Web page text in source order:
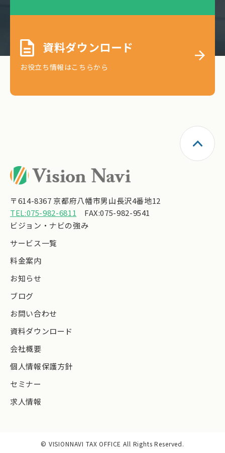
資料ダウンロード
お役立ち情報はこちらから
〒614-8367 京都府八幡市男山長沢4番地12
TEL:075-982-6811 FAX:075-982-9541
ビジョン・ナビの強み
サービス一覧
料金案内
お知らせ
ブログ
お問い合わせ
資料ダウンロード
会社概要
個人情報保護方針
セミナー
求人情報
© VISIONNAVI TAX OFFICE All Rights Reserved.